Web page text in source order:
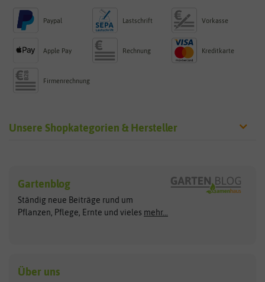
Paypal Lastschrift Vorkasse
Apple Pay Rechnung Kreditkarte
Firmenrechnung
Unsere Shopkategorien & Hersteller
Exotische Samen
Gemüsesamen
Gründünger
Kräutersamen
Arche Noah
ASB Greenworld
Benary
Clever Pots
COMPO
Gartenblog
Ständig neue Beiträge rund um
Pflanzen, Pflege, Ernte und vieles mehr...
Über uns